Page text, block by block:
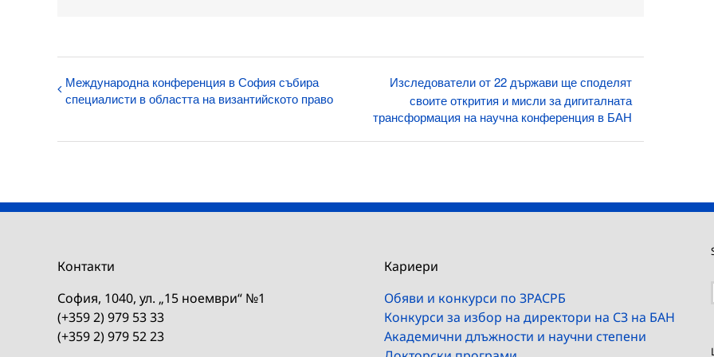
Международна конференция в София събира
специалисти в областта на византийското право
Изследователи от 22 държави ще споделят
своите открития и мисли за дигиталната
трансформация на научна конференция в БАН
Контакти
София, 1040, ул. „15 ноември“ №1
(+359 2) 979 53 33
(+359 2) 979 52 23
Кариери
Обяви и конкурси по ЗРАСРБ
Конкурси за избор на директори на СЗ на БАН
Академични длъжности и научни степени